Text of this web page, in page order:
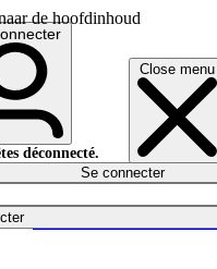
de hoofdinhoud
Close menu
déconnecté.
Se connecter